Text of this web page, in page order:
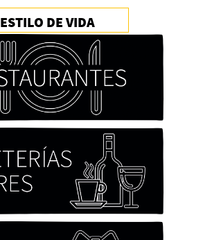
ESTILO DE VIDA